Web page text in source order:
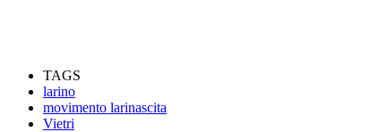
TAGS
larino
movimento larinascita
Vietri